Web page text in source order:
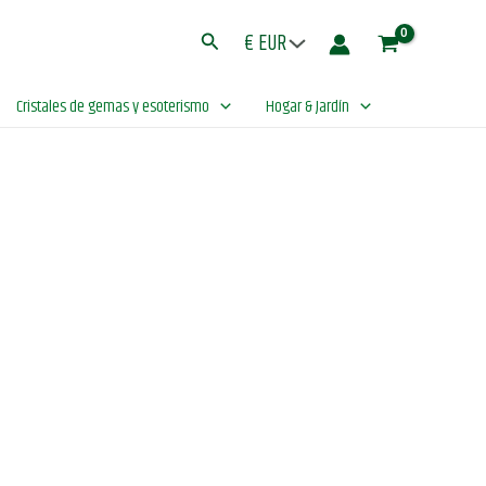
Buscar
Cristales de gemas y esoterismo Hogar & Jardín